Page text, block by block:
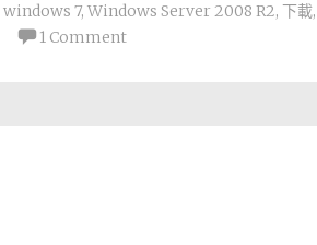
windows 7, Windows Server 2008 R2, 下載,
1 Comment